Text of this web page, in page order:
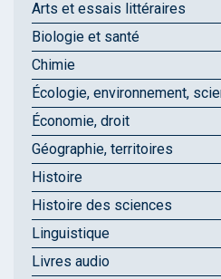
Arts et essais littéraires
Biologie et santé
Chimie
Écologie, environnement,
Économie, droit
Géographie, territoires
Histoire
Histoire des sciences
Linguistique
Livres audio